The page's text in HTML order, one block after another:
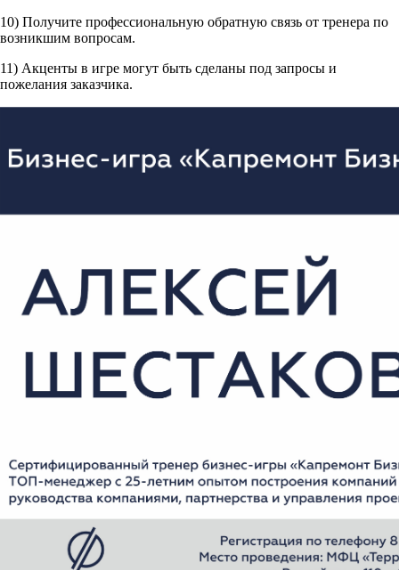
10) Получите профессиональную обратную связь от тренера по
возникшим вопросам.
11) Акценты в игре могут быть сделаны под запросы и
пожелания заказчика.